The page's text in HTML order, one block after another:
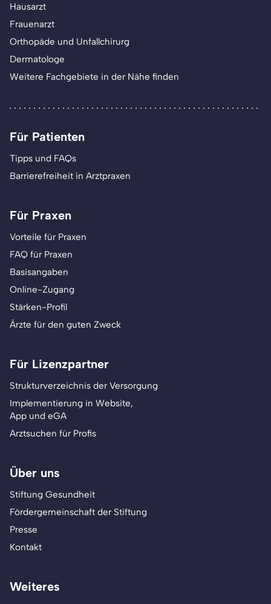
Hausarzt
Frauenarzt
Orthopäde und Unfallchirurg
Dermatologe
Weitere Fachgebiete in der Nähe finden
Für Patienten
Tipps und FAQs
Barrierefreiheit in Arztpraxen
Für Praxen
Vorteile für Praxen
FAQ für Praxen
Basisangaben
Online-Zugang
Stärken-Profil
Ärzte für den guten Zweck
Für Lizenzpartner
Strukturverzeichnis der Versorgung
Implementierung in Website,
App und eGA
Arztsuchen für Profis
Über uns
Stiftung Gesundheit
Fördergemeinschaft der Stiftung
Presse
Kontakt
Weiteres